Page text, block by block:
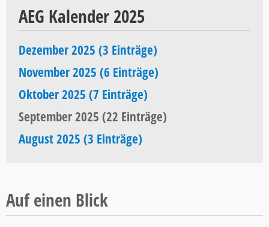
AEG Kalender 2025
Dezember 2025 (3 Einträge)
November 2025 (6 Einträge)
Oktober 2025 (7 Einträge)
September 2025 (22 Einträge)
August 2025 (3 Einträge)
Auf einen Blick